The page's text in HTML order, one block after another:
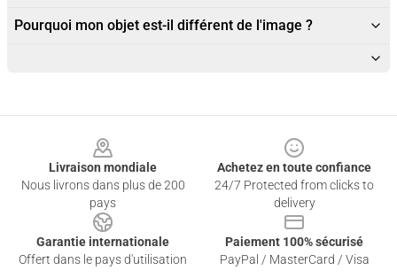
Pourquoi mon objet est-il différent de l'image ?
Livraison mondiale
Nous livrons dans plus de 200
pays
Achetez en toute confiance
24/7 Protected from clicks to
delivery
Garantie internationale
Offert dans le pays d'utilisation
Paiement 100% sécurisé
PayPal / MasterCard / Visa